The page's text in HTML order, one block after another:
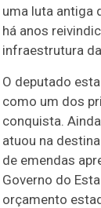
uma luta antiga
há anos
infraestrutura
O deputado
como um dos
conquista.
atuou na
de emendas
Governo do
orçamento